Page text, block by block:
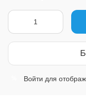
Войти для